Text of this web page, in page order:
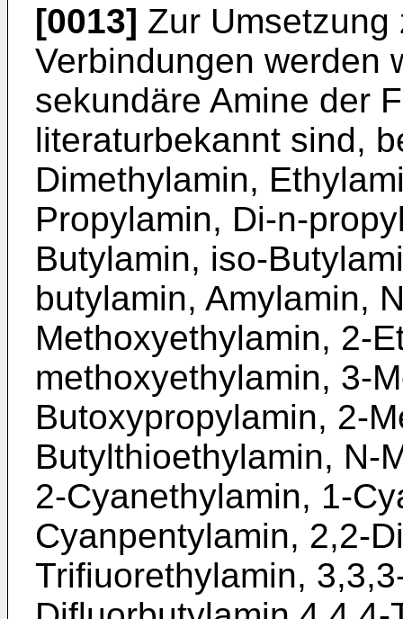
[0013] Zur
Verbindungen werden
sekundäre Amine der
literaturbekannt sind,
Dimethylamin,
Propylamin, Di-n-
Butylamin, iso-
butylamin, Amylamin,
Methoxyethylamin, 2-
methoxyethylamin, 3-
Butoxypropylamin, 2-
Butylthioethylamin, N-
2-Cyanethylamin, 1-
Cyanpentylamin, 2,2-
Trifiuorethylamin,